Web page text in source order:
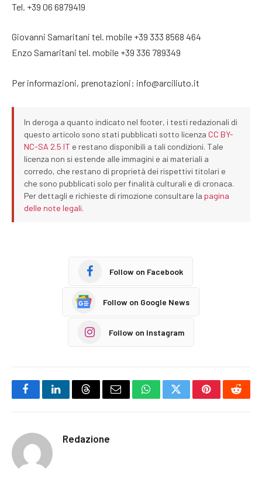
Tel. +39 06 6879419
Giovanni Samaritani tel. mobile +39 333 8568 464
Enzo Samaritani tel. mobile +39 336 789349
Per informazioni, prenotazioni: info@arciliuto.it
In deroga a quanto indicato nel footer, i testi redazionali di
questo articolo sono stati pubblicati sotto licenza CC BY-
NC-SA 2.5 IT e restano disponibili a tali condizioni. Tale
licenza non si estende alle immagini e ai materiali a
corredo, che restano di proprietà dei rispettivi titolari e
che sono pubblicati solo per finalità culturali e di cronaca.
Per dettagli e richieste di rimozione consultare la pagina
delle note legali.
Follow on Facebook
Follow on Google News
Follow on Instagram
FacebookLinkedInThreadsEmail WhatsAppTwitterPinterest
Redazione